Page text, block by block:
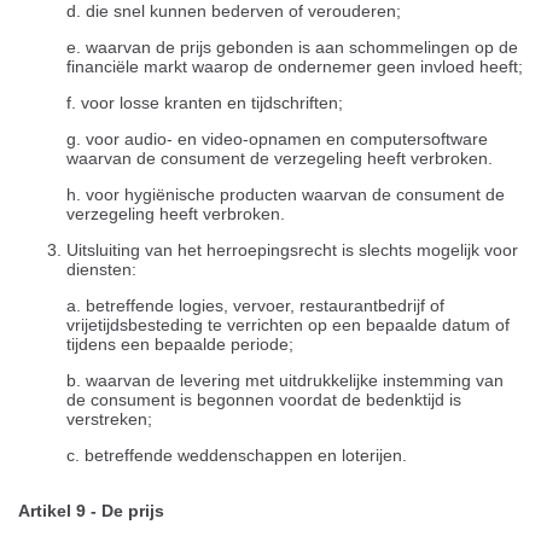
d. die snel kunnen bederven of verouderen;
e. waarvan de prijs gebonden is aan schommelingen op de
financiële markt waarop de ondernemer geen invloed heeft;
f. voor losse kranten en tijdschriften;
g. voor audio- en video-opnamen en computersoftware
waarvan de consument de verzegeling heeft verbroken.
h. voor hygiënische producten waarvan de consument de
verzegeling heeft verbroken.
Uitsluiting van het herroepingsrecht is slechts mogelijk voor
diensten:
a. betreffende logies, vervoer, restaurantbedrijf of
vrijetijdsbesteding te verrichten op een bepaalde datum of
tijdens een bepaalde periode;
b. waarvan de levering met uitdrukkelijke instemming van
de consument is begonnen voordat de bedenktijd is
verstreken;
c. betreffende weddenschappen en loterijen.
Artikel 9 - De prijs